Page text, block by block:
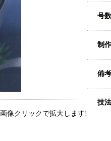
画像クリックで拡大します!
号数
制
備考
技法